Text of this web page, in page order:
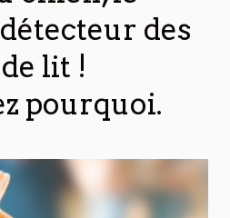
des
lit !
pourquoi.